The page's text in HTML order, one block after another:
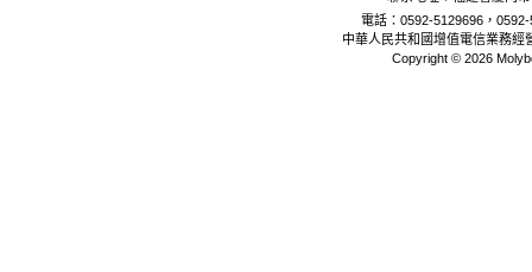
電話：0592-5129696，
中華人民共和國增值電信業務經
Copyright © 2026